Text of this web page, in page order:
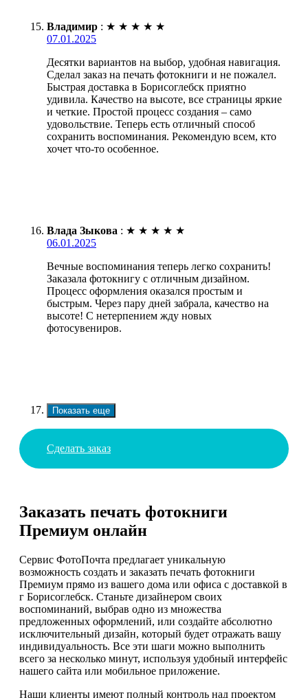
Владимир : ★ ★ ★ ★ ★
07.01.2025
Десятки вариантов на выбор, удобная навигация.
Сделал заказ на печать фотокниги и не пожалел.
Быстрая доставка в Борисоглебск приятно
удивила. Качество на высоте, все страницы яркие
и четкие. Простой процесс создания – само
удовольствие. Теперь есть отличный способ
сохранить воспоминания. Рекомендую всем, кто
хочет что-то особенное.
Влада Зыкова : ★ ★ ★ ★ ★
06.01.2025
Вечные воспоминания теперь легко сохранить!
Заказала фотокнигу с отличным дизайном.
Процесс оформления оказался простым и
быстрым. Через пару дней забрала, качество на
высоте! С нетерпением жду новых
фотосувениров.
Показать еще
Сделать заказ
Заказать печать фотокниги
Премиум онлайн
Сервис ФотоПочта предлагает уникальную
возможность создать и заказать печать фотокниги
Премиум прямо из вашего дома или офиса с доставкой в
г Борисоглебск. Станьте дизайнером своих
воспоминаний, выбрав одно из множества
предложенных оформлений, или создайте абсолютно
исключительный дизайн, который будет отражать вашу
индивидуальность. Все эти шаги можно выполнить
всего за несколько минут, используя удобный интерфейс
нашего сайта или мобильное приложение.
Наши клиенты имеют полный контроль над проектом